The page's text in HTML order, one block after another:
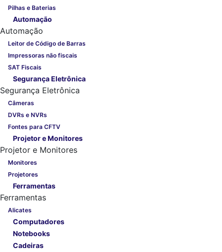
Pilhas e Baterias
Automação
Automação
Leitor de Código de Barras
Impressoras não fiscais
SAT Fiscais
Segurança Eletrônica
Segurança Eletrônica
Câmeras
DVRs e NVRs
Fontes para CFTV
Projetor e Monitores
Projetor e Monitores
Monitores
Projetores
Ferramentas
Ferramentas
Alicates
Computadores
Notebooks
Cadeiras